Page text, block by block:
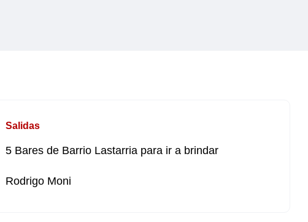
Salidas
5 Bares de Barrio Lastarria para ir a brindar
Rodrigo Moni